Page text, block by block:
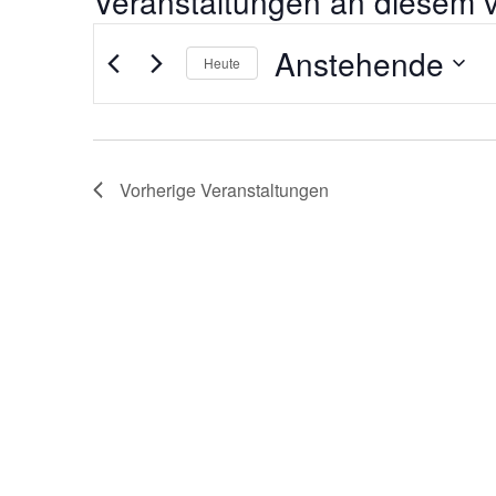
Heute Anstehende
VorherigeVeranstaltungen